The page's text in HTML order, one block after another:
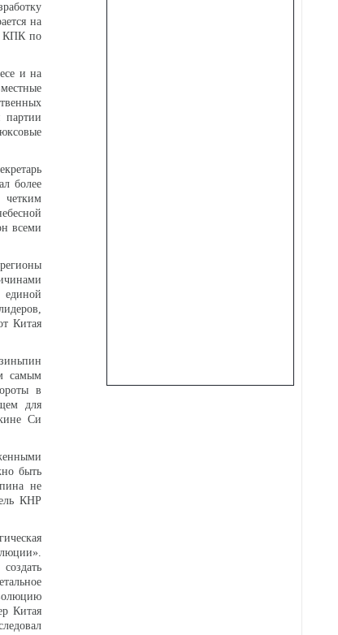
на
КПК по
и на
партии
более
четким
всеми
единой
Китая
самым
в
для
Си
быть
не
КНР
Китая